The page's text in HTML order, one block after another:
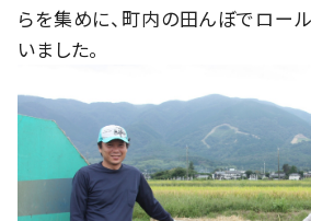
らを集めに、町内の田んぼでロー
いました。